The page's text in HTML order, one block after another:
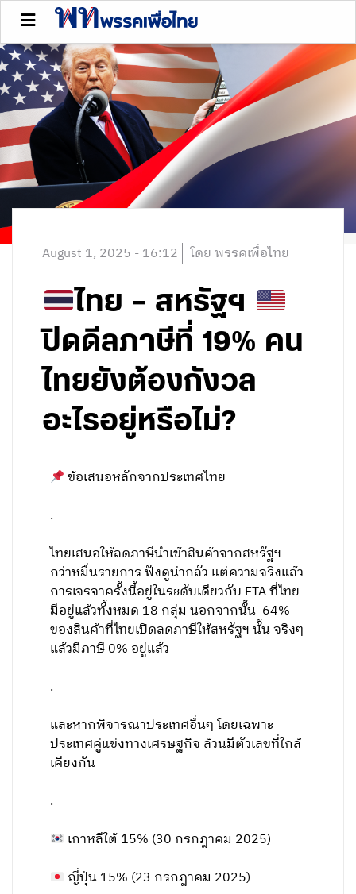
August 1, 2025 - 16:12 โดย พรรคเพื่อไทย
ไทย – สหรัฐฯ
ปิดดีลภาษีที่ 19% คน
ไทยยังต้องกังวล
อะไรอยู่หรือไม่?
ข้อเสนอหลักจากประเทศไทย
.
ไทยเสนอให้ลดภาษีนำเข้าสินค้าจากสหรัฐฯ
กว่าหมื่นรายการ ฟังดูน่ากลัว แต่ความจริงแล้ว
การเจรจาครั้งนี้อยู่ในระดับเดียวกับ FTA ที่ไทย
มีอยู่แล้วทั้งหมด 18 กลุ่ม นอกจากนั้น 64%
ของสินค้าที่ไทยเปิดลดภาษีให้สหรัฐฯ นั้น จริงๆ
แล้วมีภาษี 0% อยู่แล้ว
.
และหากพิจารณาประเทศอื่นๆ โดยเฉพาะ
ประเทศคู่แข่งทางเศรษฐกิจ ล้วนมีตัวเลขที่ใกล้
เคียงกัน
.
เกาหลีใต้ 15% (30 กรกฎาคม 2025)
ญี่ปุ่น 15% (23 กรกฎาคม 2025)